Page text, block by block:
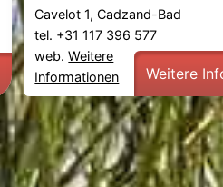
Cavelot 1, Cadzand-Bad
tel. +31 117 396 577
web.Weitere
Informationen
Weitere